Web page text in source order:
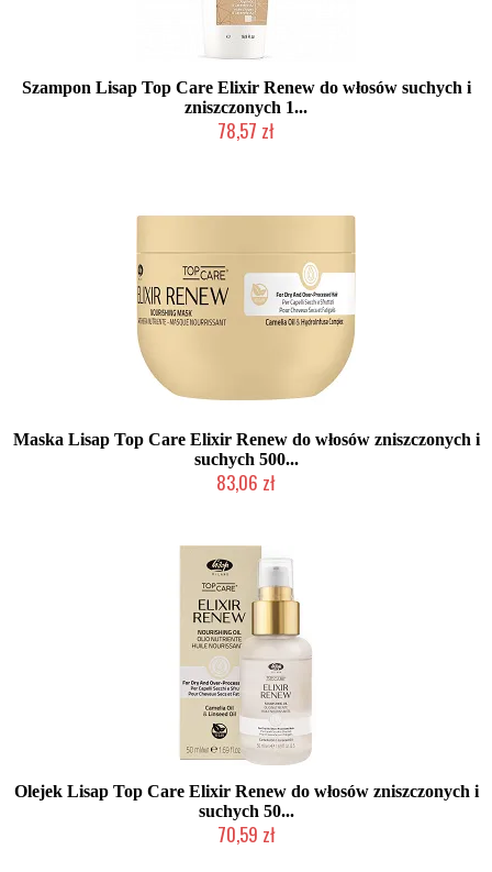
Szampon Lisap Top Care Elixir Renew do włosów suchych i
zniszczonych 1...
78,57 zł
Maska Lisap Top Care Elixir Renew do włosów zniszczonych i
suchych 500...
83,06 zł
Olejek Lisap Top Care Elixir Renew do włosów zniszczonych i
suchych 50...
70,59 zł